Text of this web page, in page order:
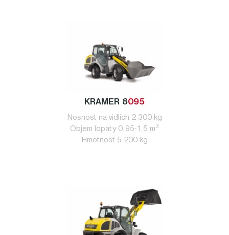
KRAMER 8095
Nosnost na vidlích 2 300 kg
Objem lopaty 0,95-1,5 m 3
Hmotnost 5 200 kg